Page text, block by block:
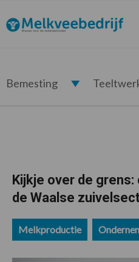
de
hoofdnavigatie
de
hoofd
de
eerste
de
voettekst
Melkveebedrijf.nl
Bemesting
Kijkje over de
de Waalse
Melkproductie